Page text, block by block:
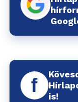
f
is!